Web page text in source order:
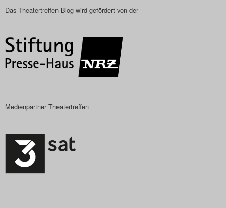
Das Theatertreffen-Blog wird gefördert von der
Medienpartner Theatertreffen